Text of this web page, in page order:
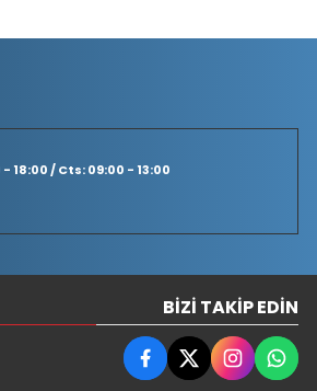
/ Cts: 09:00 - 13:00
BIZI TAKIP EDIN